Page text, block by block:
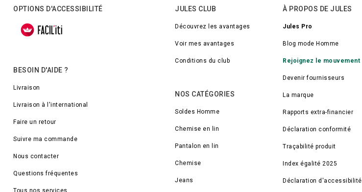
OPTIONS D'ACCESSIBILITÉ
BESOIN D'AIDE ?
Livraison
Livraison à l'international
Faire un retour
Suivre ma commande
Nous contacter
Questions fréquentes
JULES CLUB
Découvrez les avantages
Voir mes avantages
Conditions du club
NOS CATÉGORIES
Soldes Homme
Chemise en lin
Pantalon en lin
Chemise
Jeans
À PROPOS DE JULES
Jules Pro
Blog mode Homme
Rejoignez le mouvement
Devenir fournisseurs
La marque
Rapports extra-financier
Déclaration conformité
Traçabilité produit
Index égalité 2025
Déclaration d'accessibilité